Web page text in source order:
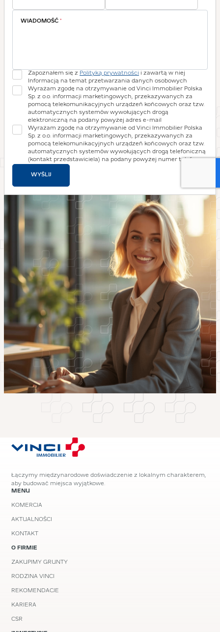
WIADOMOŚĆ *
Zapoznałem się z Polityką prywatności i zawartą w niej
Informacją na temat przetwarzania danych osobowych
Wyrażam zgodę na otrzymywanie od Vinci Immobilier Polska
Sp. z o.o. informacji marketingowych, przekazywanych za
pomocą telekomunikacyjnych urządzeń końcowych oraz tzw.
automatycznych systemów wywołujących drogą
elektroniczną na podany powyżej adres e-mail
Wyrażam zgodę na otrzymywanie od Vinci Immobilier Polska
Sp. z o.o. informacji marketingowych, przekazywanych za
pomocą telekomunikacyjnych urządzeń końcowych oraz tzw.
automatycznych systemów wywołujących drogą telefoniczną
(kontakt przedstawiciela) na podany powyżej numer telefonu
WYŚLIJ
Łączymy międzynarodowe doświadczenie z lokalnym charakterem,
aby budować miejsca wyjątkowe.
MENU
KOMERCJA
AKTUALNOŚCI
KONTAKT
O FIRMIE
ZAKUPIMY GRUNTY
RODZINA VINCI
REKOMENDACJE
KARIERA
CSR